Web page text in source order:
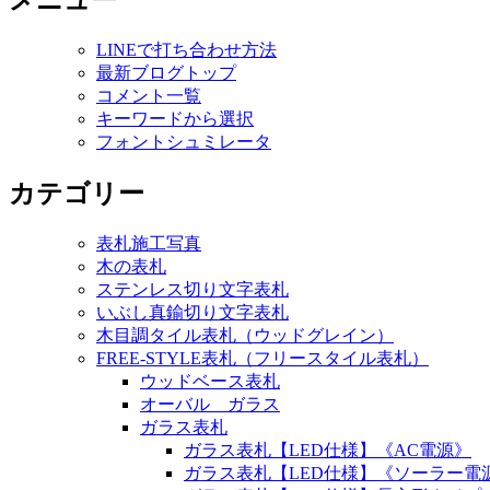
LINEで打ち合わせ方法
最新ブログトップ
コメント一覧
キーワードから選択
フォントシュミレータ
カテゴリー
表札施工写真
木の表札
ステンレス切り文字表札
いぶし真鍮切り文字表札
木目調タイル表札（ウッドグレイン）
FREE-STYLE表札（フリースタイル表札）
ウッドベース表札
オーバル ガラス
ガラス表札
ガラス表札【LED仕様】《AC電源》
ガラス表札【LED仕様】《ソーラー電